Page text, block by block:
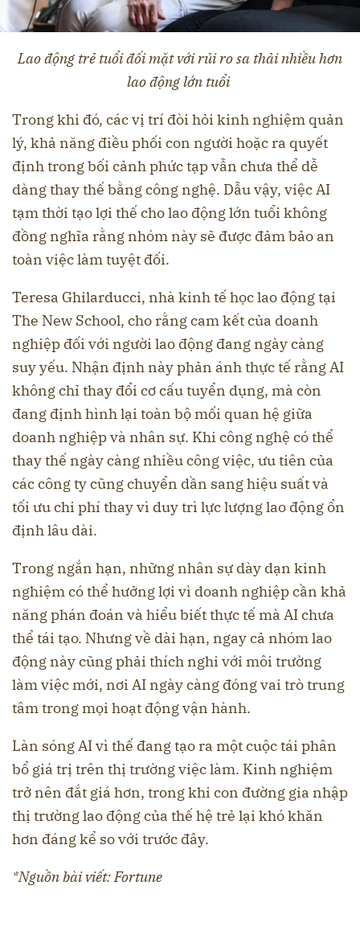
Lao động trẻ tuổi đối mặt với rủi ro sa thải nhiều hơn
lao động lớn tuổi
Trong khi đó, các vị trí đòi hỏi kinh nghiệm quản
lý, khả năng điều phối con người hoặc ra quyết
định trong bối cảnh phức tạp vẫn chưa thể dễ
dàng thay thế bằng công nghệ. Dẫu vậy, việc AI
tạm thời tạo lợi thế cho lao động lớn tuổi không
đồng nghĩa rằng nhóm này sẽ được đảm bảo an
toàn việc làm tuyệt đối.
Teresa Ghilarducci, nhà kinh tế học lao động tại
The New School, cho rằng cam kết của doanh
nghiệp đối với người lao động đang ngày càng
suy yếu. Nhận định này phản ánh thực tế rằng AI
không chỉ thay đổi cơ cấu tuyển dụng, mà còn
đang định hình lại toàn bộ mối quan hệ giữa
doanh nghiệp và nhân sự. Khi công nghệ có thể
thay thế ngày càng nhiều công việc, ưu tiên của
các công ty cũng chuyển dần sang hiệu suất và
tối ưu chi phí thay vì duy trì lực lượng lao động ổn
định lâu dài.
Trong ngắn hạn, những nhân sự dày dạn kinh
nghiệm có thể hưởng lợi vì doanh nghiệp cần khả
năng phán đoán và hiểu biết thực tế mà AI chưa
thể tái tạo. Nhưng về dài hạn, ngay cả nhóm lao
động này cũng phải thích nghi với môi trường
làm việc mới, nơi AI ngày càng đóng vai trò trung
tâm trong mọi hoạt động vận hành.
Làn sóng AI vì thế đang tạo ra một cuộc tái phân
bổ giá trị trên thị trường việc làm. Kinh nghiệm
trở nên đắt giá hơn, trong khi con đường gia nhập
thị trường lao động của thế hệ trẻ lại khó khăn
hơn đáng kể so với trước đây.
*Nguồn bài viết: Fortune